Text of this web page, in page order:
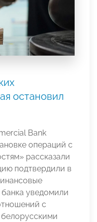
остановил
Bank
операций с
рассказали
подтвердили в
уведомили
с